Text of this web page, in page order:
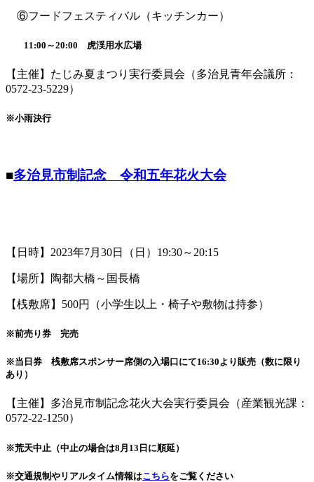
⑥フードフェスティバル（キッチンカー）
11:00～20:00 虎渓用水広場
【主催】たじみ夏まつり実行委員会（多治見青年会議所：
0572-23-5229）
※小雨決行
■多治見市制記念 令和五年花火大会
【日時】2023年7月30日（日）19:30～20:15
【場所】陶都大橋～国長橋
【桟敷席】500円（小学生以上・椅子や敷物は持参）
※前売り券 完売
※当日券 桟敷席スポンサー席側の入場口にて16:30より販売（数に限り
あり）
【主催】多治見市制記念花火大会実行委員会（産業観光課：
0572-22-1250）
※荒天中止（中止の場合は8月13日に順延）
※交通規制やリアルタイム情報はこちらをご覧ください